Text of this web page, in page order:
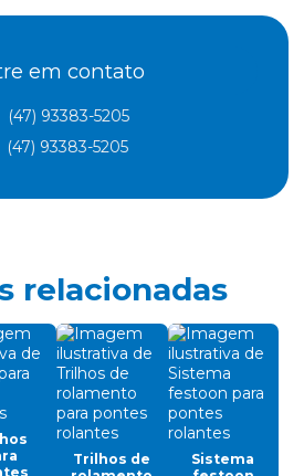
de carga
de carga
rolante
rolante
rolante
em contato
(47) 93383-5205
(47) 93383-5205
relacionadas
Trilhos de
Sistema